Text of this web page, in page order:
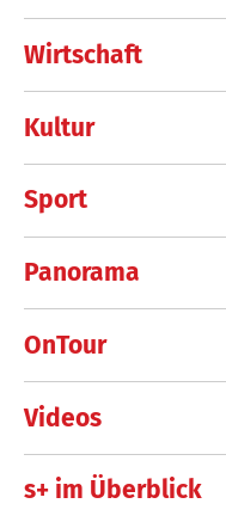
Wirtschaft
Kultur
Sport
Panorama
OnTour
Videos
s+ im Überblick